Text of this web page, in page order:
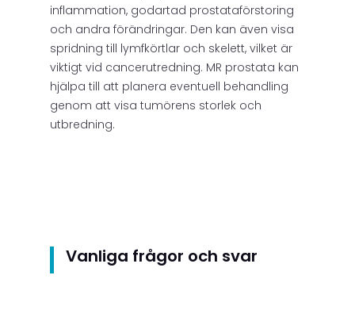
inflammation, godartad prostataförstoring
och andra förändringar. Den kan även visa
spridning till lymfkörtlar och skelett, vilket är
viktigt vid cancerutredning. MR prostata kan
hjälpa till att planera eventuell behandling
genom att visa tumörens storlek och
utbredning.
Vanliga frågor och svar